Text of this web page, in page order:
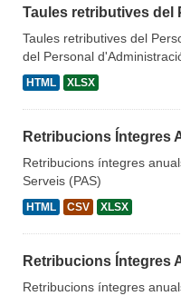
Taules retributives del
Taules retributives del
del Personal
HTML XLSX
Retribucions Íntegres
Retribucions íntegres
Serveis (PAS)
HTML CSV XLSX
Retribucions Íntegres
Retribucions íntegres